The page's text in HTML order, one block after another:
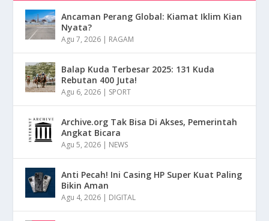
Ancaman Perang Global: Kiamat Iklim Kian
Nyata?
Agu 7, 2026 | RAGAM
Balap Kuda Terbesar 2025: 131 Kuda
Rebutan 400 Juta!
Agu 6, 2026 | SPORT
Archive.org Tak Bisa Di Akses, Pemerintah
Angkat Bicara
Agu 5, 2026 | NEWS
Anti Pecah! Ini Casing HP Super Kuat Paling
Bikin Aman
Agu 4, 2026 | DIGITAL